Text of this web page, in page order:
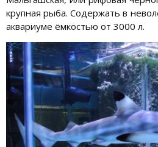
крупная рыба. Содержать в
аквариуме ёмкостью от 3000 л.